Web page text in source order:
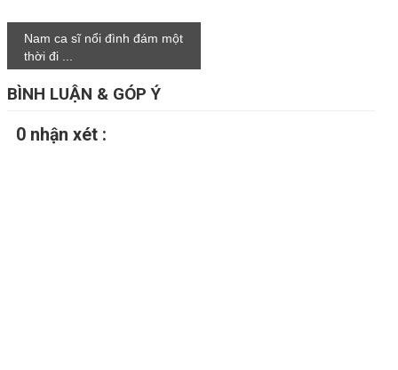
Nam ca sĩ nổi đình đám một
thời đi ...
BÌNH LUẬN & GÓP Ý
0 nhận xét :